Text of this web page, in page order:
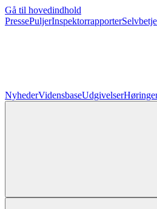
Gå til hovedindhold
PressePuljerInspektorrapporter
NyhederVidensbaseUdgivelser